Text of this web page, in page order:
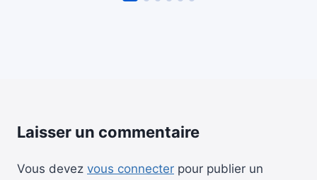
Laisser un commentaire
Vous devez vous connecter pour publier un